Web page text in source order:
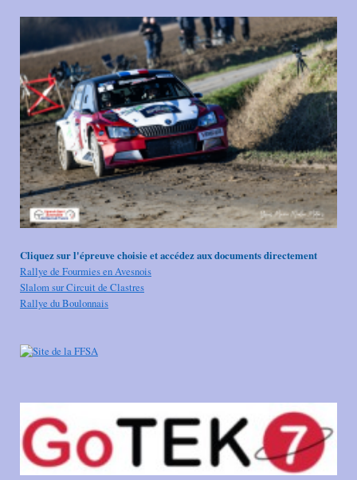
Cliquez sur l'épreuve choisie et accédez aux documents directement
Rallye de Fourmies en Avesnois
Slalom sur Circuit de Clastres
Rallye du Boulonnais